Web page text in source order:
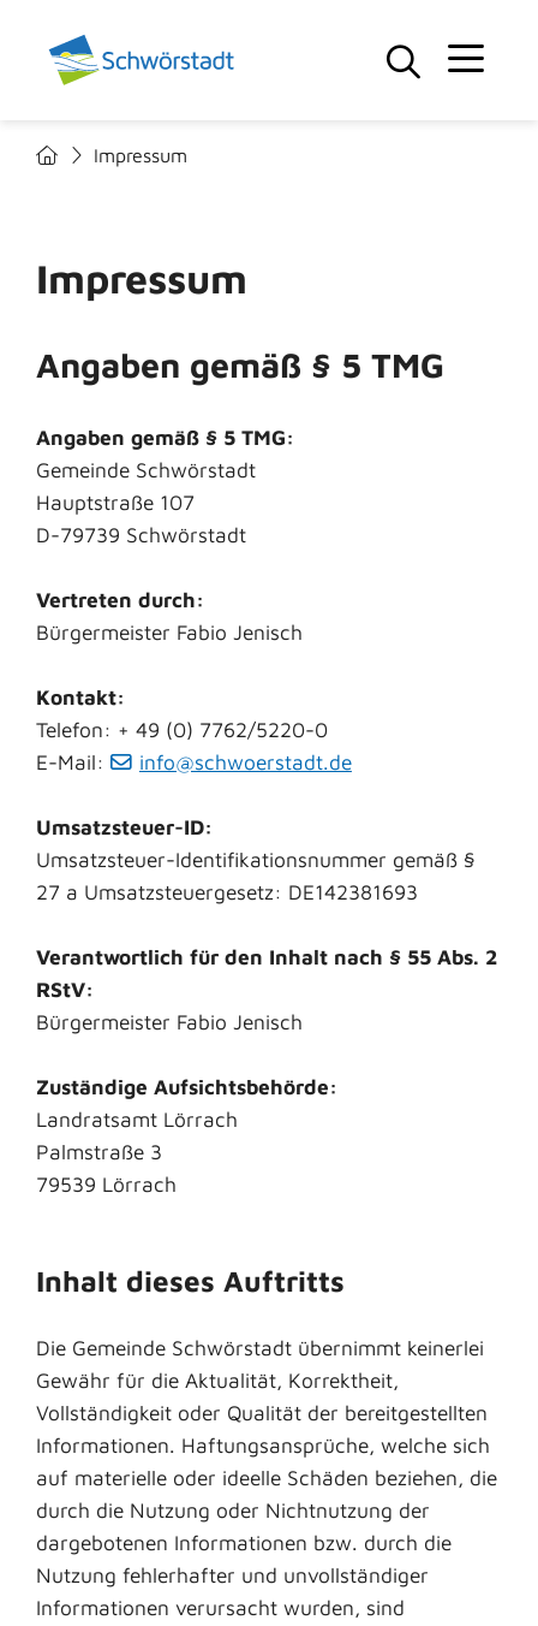
Impressum
Impressum
Angaben gemäß § 5 TMG
Angaben gemäß § 5 TMG:
Gemeinde Schwörstadt
Hauptstraße 107
D-79739 Schwörstadt
Vertreten durch:
Bürgermeister Fabio Jenisch
Kontakt:
Telefon: + 49 (0) 7762/5220-0
E-Mail:
info@schwoerstadt.de
Umsatzsteuer-ID:
Umsatzsteuer-Identifikationsnummer gemäß §
27 a Umsatzsteuergesetz: DE142381693
Verantwortlich für den Inhalt nach § 55 Abs. 2
RStV:
Bürgermeister Fabio Jenisch
Zuständige Aufsichtsbehörde:
Landratsamt Lörrach
Palmstraße 3
79539 Lörrach
Inhalt dieses Auftritts
Die Gemeinde Schwörstadt übernimmt keinerlei
Gewähr für die Aktualität, Korrektheit,
Vollständigkeit oder Qualität der bereitgestellten
Informationen. Haftungsansprüche, welche sich
auf materielle oder ideelle Schäden beziehen, die
durch die Nutzung oder Nichtnutzung der
dargebotenen Informationen bzw. durch die
Nutzung fehlerhafter und unvollständiger
Informationen verursacht wurden, sind